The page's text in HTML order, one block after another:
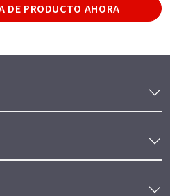
DE PRODUCTO AHORA